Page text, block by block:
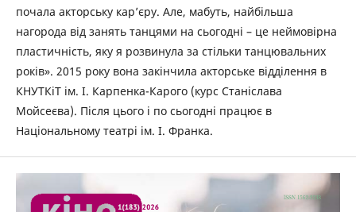
почала акторську кар’єру. Але, мабуть, найбільша
нагорода від занять танцями на сьогодні – це неймовірна
пластичність, яку я розвинула за стільки танцювальних
років». 2015 року вона закінчила акторське відділення в
КНУТКіТ ім. І. Карпенка-Карого (курс Станіслава
Мойсеєва). Після цього і по сьогодні працює в
Національному театрі ім. І. Франка.